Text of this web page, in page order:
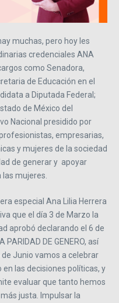
muchas, pero hoy les
credenciales ANA
como Senadora,
de Educación en el
a Diputada Federal;
de México del
Nacional presidido por
empresarias,
y mujeres de la sociedad
de generar y apoyar
mujeres.
especial Ana Lilia Herrera
que el día 3 de Marzo la
aprobó declarando el 6 de
DE GENERO, así
Junio vamos a celebrar
las decisiones políticas, y
evaluar que tanto hemos
justa. Impulsar la